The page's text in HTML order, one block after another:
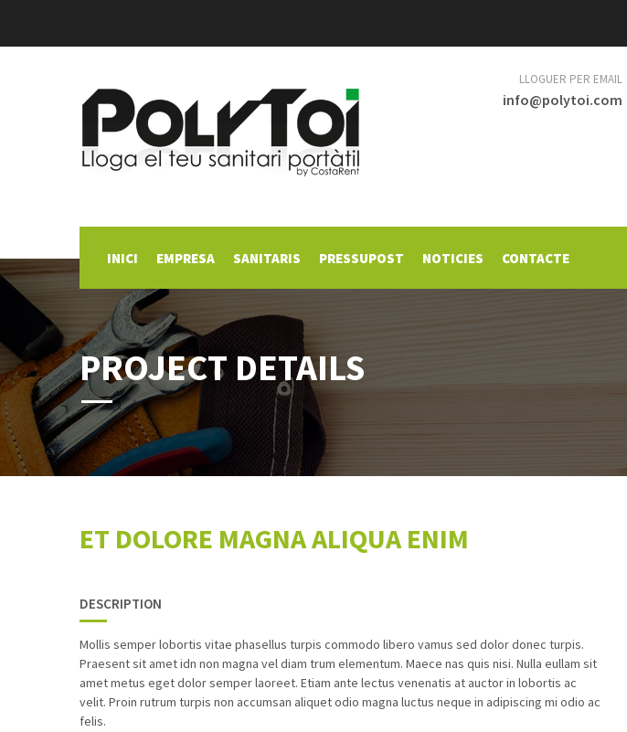
LLOGUER PER EMAIL
info@polytoi.com
INICI EMPRESA SANITARIS PRESSUPOST NOTICIES CONTACTE
PROJECT DETAILS
ET DOLORE MAGNA ALIQUA ENIM
DESCRIPTION
Mollis semper lobortis vitae phasellus turpis commodo libero vamus sed dolor donec turpis.
Praesent sit amet idn non magna vel diam trum elementum. Maece nas quis nisi. Nulla eullam sit
amet metus eget dolor semper laoreet. Etiam ante lectus venenatis at auctor in lobortis ac
velit. Proin rutrum turpis non accumsan aliquet odio magna luctus neque in adipiscing mi odio ac
felis.